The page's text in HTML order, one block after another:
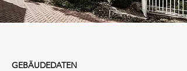
GEBÄUDEDATEN